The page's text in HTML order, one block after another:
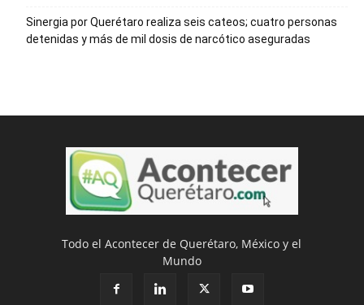
Sinergia por Querétaro realiza seis cateos; cuatro personas
detenidas y más de mil dosis de narcótico aseguradas
Todo el Acontecer de Querétaro, México y el
Mundo